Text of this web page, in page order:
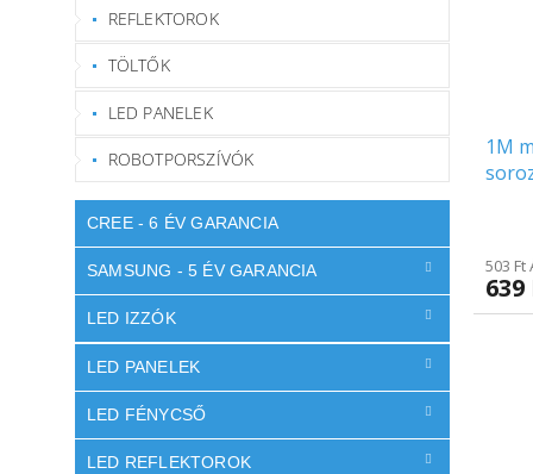
REFLEKTOROK
TÖLTŐK
LED PANELEK
ROBOTPORSZÍVÓK
CREE - 6 ÉV GARANCIA
SAMSUNG - 5 ÉV GARANCIA
LED IZZÓK
LED PANELEK
LED FÉNYCSŐ
LED REFLEKTOROK
1M
503 Ft
639